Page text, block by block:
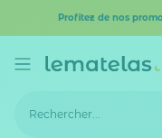
Profitez de nos